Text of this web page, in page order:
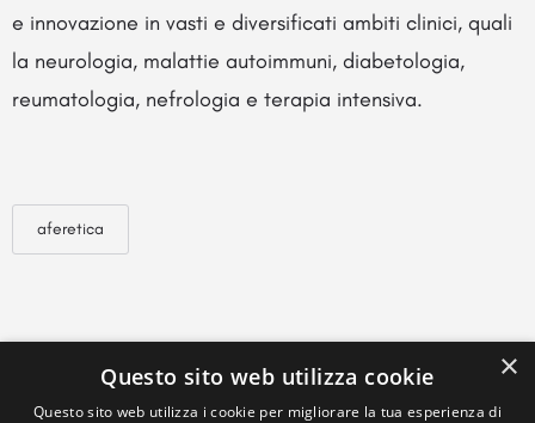
e innovazione in vasti e diversificati ambiti clinici, quali
la neurologia, malattie autoimmuni, diabetologia,
reumatologia, nefrologia e terapia intensiva.
aferetica
×
Questo sito web utilizza cookie
Questo sito web utilizza i cookie per migliorare la tua esperienza di